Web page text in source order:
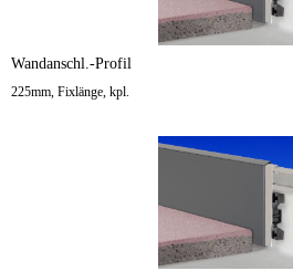
Wandanschl.-Profil
225mm, Fixlänge, kpl.